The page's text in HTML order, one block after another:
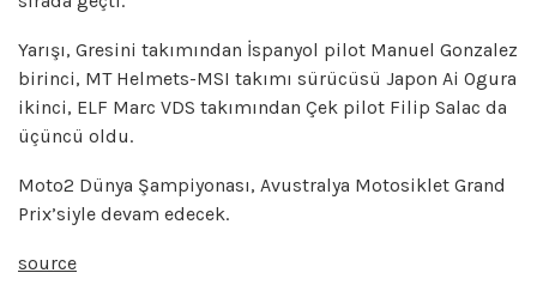
Yarışı, Gresini takımından İspanyol pilot Manuel Gonzalez
birinci, MT Helmets-MSI takımı sürücüsü Japon Ai Ogura
ikinci, ELF Marc VDS takımından Çek pilot Filip Salac da
üçüncü oldu.
Moto2 Dünya Şampiyonası, Avustralya Motosiklet Grand
Prix’siyle devam edecek.
source